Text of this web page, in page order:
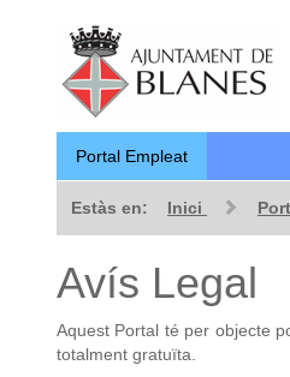
Portal Empleat
Estàs en: Inici
Avís Legal
Aquest Portal té per objecte
totalment gratuïta.